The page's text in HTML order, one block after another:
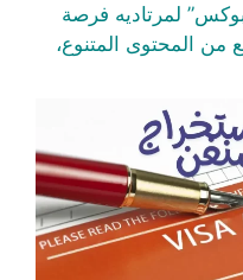
لمرتاديه فرصة
من المحتوى المتنوع،